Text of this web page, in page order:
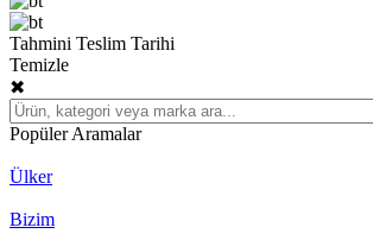
Tahmini Teslim Tarihi
Temizle
✖
Popüler Aramalar
Ülker
Bizim